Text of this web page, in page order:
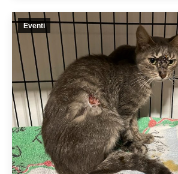
Eventi